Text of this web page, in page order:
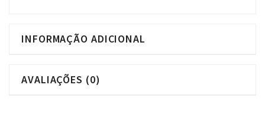
INFORMAÇÃO ADICIONAL
AVALIAÇÕES (0)